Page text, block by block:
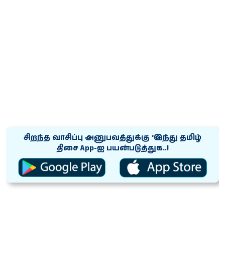
சிறந்த வாசிப்பு அனுபவத்துக்கு ‘இந்து தமிழ்
திசை App-ஐ பயன்படுத்துக..!